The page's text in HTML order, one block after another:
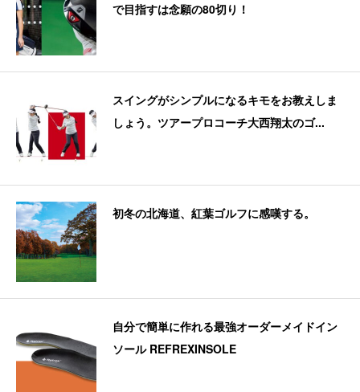
で目指すは念願の80切り！
スイングがシンプルになるキモをお教えしま
しょう。ツアープロコーチ大西翔太のゴ...
初冬の北海道、紅葉ゴルフに感嘆する。
自分で簡単に作れる最強オーダーメイドイン
ソール REFREXINSOLE